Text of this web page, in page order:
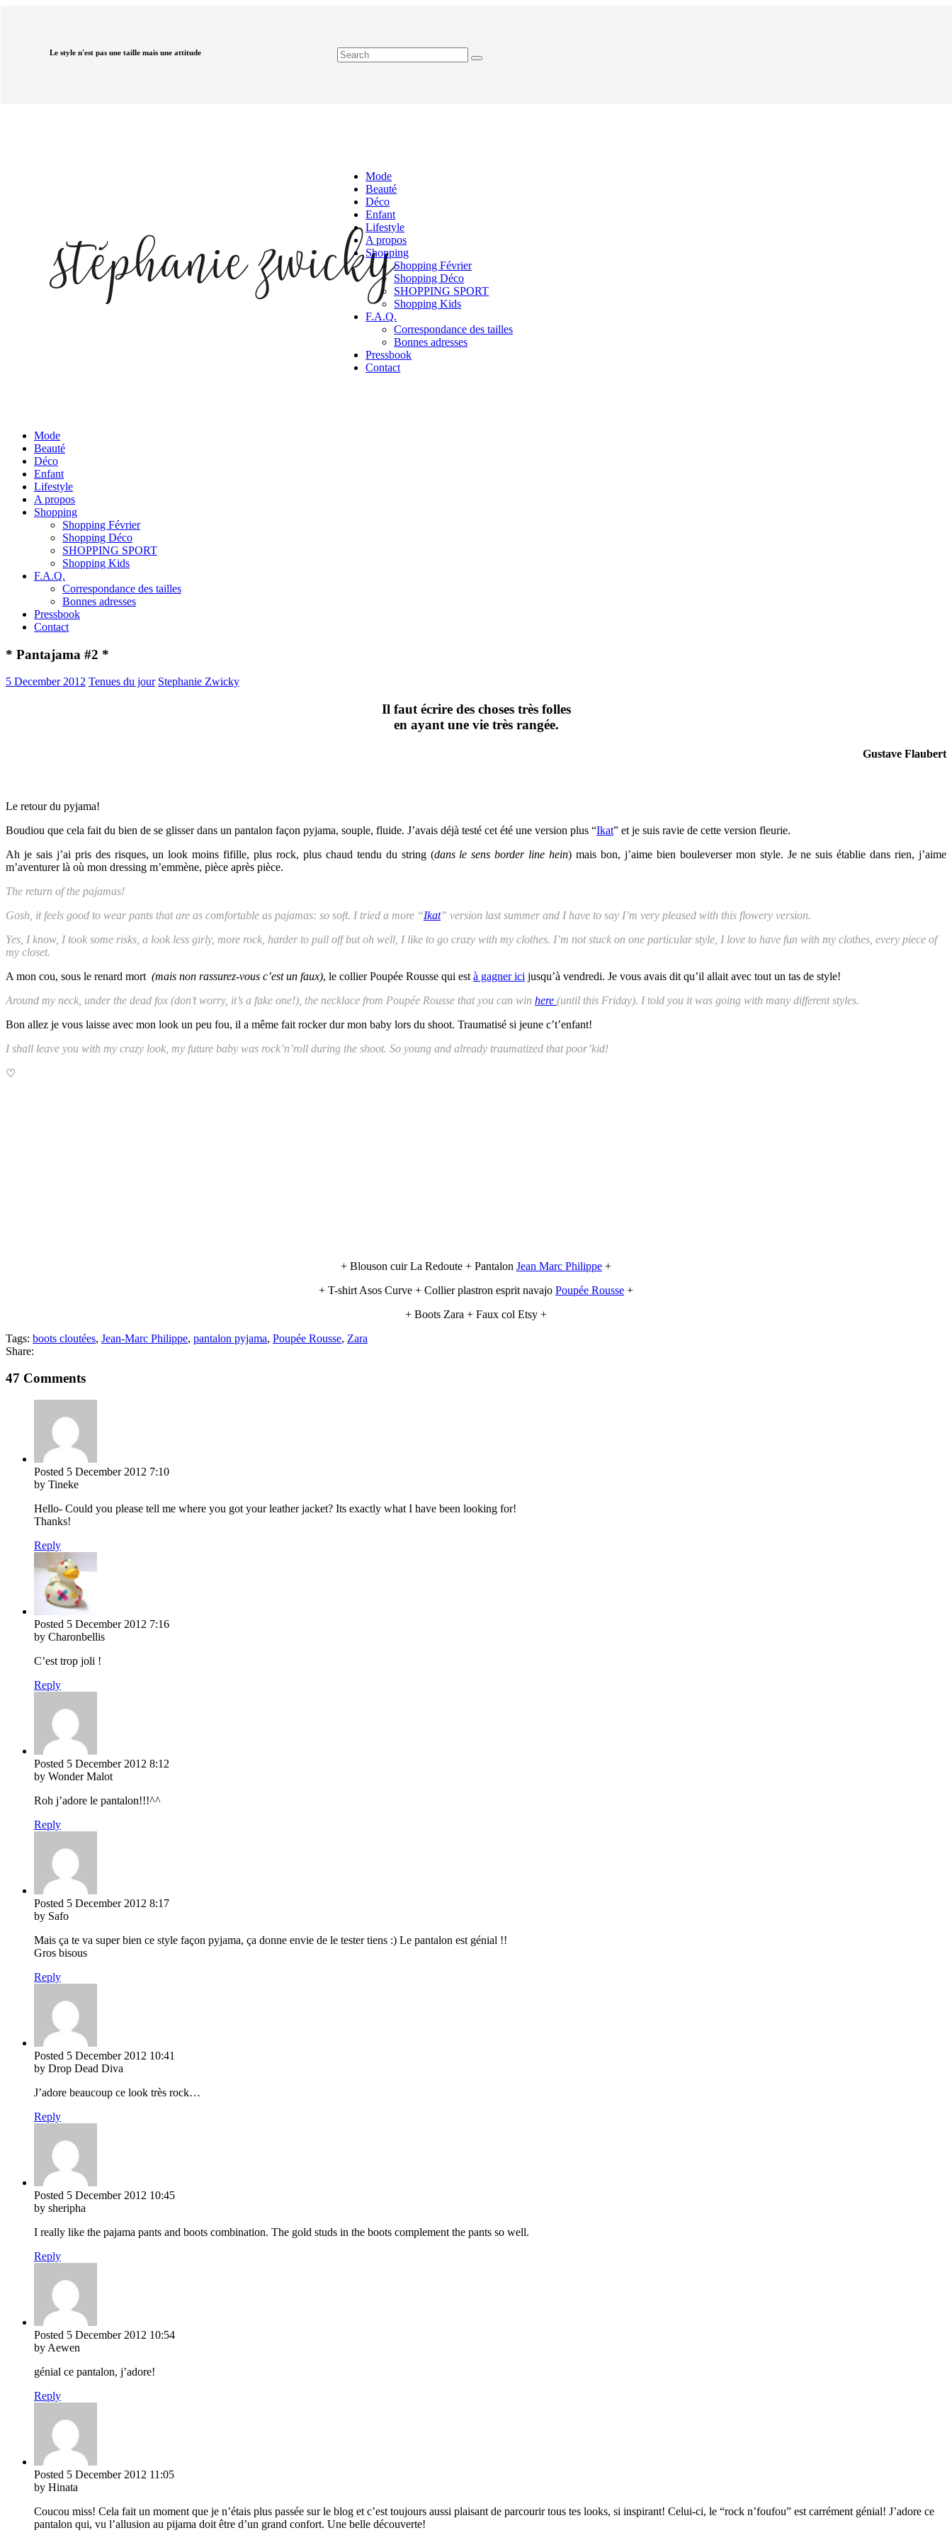
Le style n'est pas une taille mais une attitude
Mode
Beauté
Déco
Enfant
Lifestyle
A propos
Shopping
Shopping Février
Shopping Déco
SHOPPING SPORT
Shopping Kids
F.A.Q.
Correspondance des tailles
Bonnes adresses
Pressbook
Contact
Mode
Beauté
Déco
Enfant
Lifestyle
A propos
Shopping
Shopping Février
Shopping Déco
SHOPPING SPORT
Shopping Kids
F.A.Q.
Correspondance des tailles
Bonnes adresses
Pressbook
Contact
* Pantajama #2 *
5 December 2012 Tenues du jour Stephanie Zwicky
Il faut écrire des choses très folles
en ayant une vie très rangée.
Gustave Flaubert
Le retour du pyjama!
Boudiou que cela fait du bien de se glisser dans un pantalon façon pyjama, souple, fluide. J’avais déjà testé cet été une version plus “Ikat” et je suis ravie de cette version fleurie.
Ah je sais j’ai pris des risques, un look moins fifille, plus rock, plus chaud tendu du string (dans le sens border line hein) mais bon, j’aime bien bouleverser mon style. Je ne suis établie dans rien, j’aime
m’aventurer là où mon dressing m’emmène, pièce après pièce.
The return of the pajamas!
Gosh, it feels good to wear pants that are as comfortable as pajamas: so soft. I tried a more “Ikat” version last summer and I have to say I’m very pleased with this flowery version.
Yes, I know, I took some risks, a look less girly, more rock, harder to pull off but oh well, I like to go crazy with my clothes. I’m not stuck on one particular style, I love to have fun with my clothes, every piece of
my closet.
A mon cou, sous le renard mort (mais non rassurez-vous c’est un faux), le collier Poupée Rousse qui est à gagner ici jusqu’à vendredi. Je vous avais dit qu’il allait avec tout un tas de style!
Around my neck, under the dead fox (don’t worry, it’s a fake one!), the necklace from Poupée Rousse that you can win here (until this Friday). I told you it was going with many different styles.
Bon allez je vous laisse avec mon look un peu fou, il a même fait rocker dur mon baby lors du shoot. Traumatisé si jeune c’t’enfant!
I shall leave you with my crazy look, my future baby was rock’n’roll during the shoot. So young and already traumatized that poor’kid!
♡
+ Blouson cuir La Redoute + Pantalon Jean Marc Philippe +
+ T-shirt Asos Curve + Collier plastron esprit navajo Poupée Rousse +
+ Boots Zara + Faux col Etsy +
Tags: boots cloutées, Jean-Marc Philippe, pantalon pyjama, Poupée Rousse, Zara
Share:
47 Comments
Posted 5 December 2012 7:10
by Tineke
Hello- Could you please tell me where you got your leather jacket? Its exactly what I have been looking for!
Thanks!
Reply
Posted 5 December 2012 7:16
by Charonbellis
C’est trop joli !
Reply
Posted 5 December 2012 8:12
by Wonder Malot
Roh j’adore le pantalon!!!^^
Reply
Posted 5 December 2012 8:17
by Safo
Mais ça te va super bien ce style façon pyjama, ça donne envie de le tester tiens :) Le pantalon est génial !!
Gros bisous
Reply
Posted 5 December 2012 10:41
by Drop Dead Diva
J’adore beaucoup ce look très rock…
Reply
Posted 5 December 2012 10:45
by sheripha
I really like the pajama pants and boots combination. The gold studs in the boots complement the pants so well.
Reply
Posted 5 December 2012 10:54
by Aewen
génial ce pantalon, j’adore!
Reply
Posted 5 December 2012 11:05
by Hinata
Coucou miss! Cela fait un moment que je n’étais plus passée sur le blog et c’est toujours aussi plaisant de parcourir tous tes looks, si inspirant! Celui-ci, le “rock n’foufou” est carrément génial! J’adore ce
pantalon qui, vu l’allusion au pijama doit être d’un grand confort. Une belle découverte!